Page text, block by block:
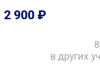
2 900 ₽
в других